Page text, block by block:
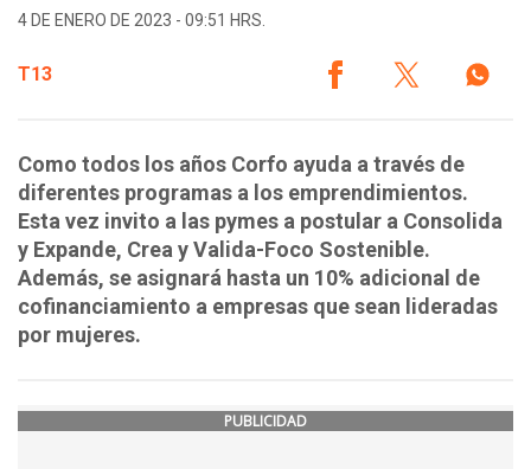
4 DE ENERO DE 2023 - 09:51 HRS.
T13
Como todos los años Corfo ayuda a través de
diferentes programas a los emprendimientos.
Esta vez invito a las pymes a postular a Consolida
y Expande, Crea y Valida-Foco Sostenible.
Además, se asignará hasta un 10% adicional de
cofinanciamiento a empresas que sean lideradas
por mujeres.
PUBLICIDAD